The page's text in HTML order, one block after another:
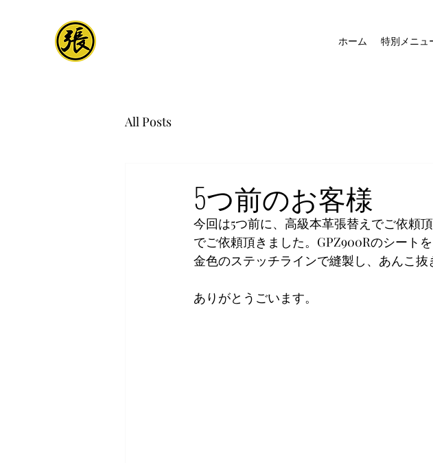
ホーム 特別メニュ
All Posts
5つ前のお客様
今回は5つ前に、高級本革張替えでご依頼
でご依頼頂きました。GPZ900Rのシート
金色のステッチラインで縫製し、あんこ抜
ありがとうごいます。